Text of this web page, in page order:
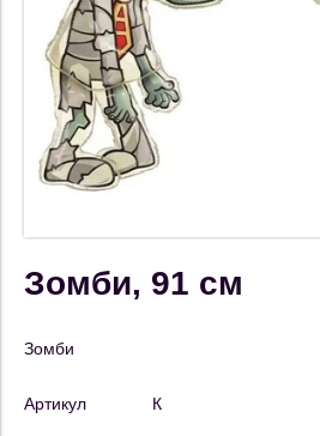
Зомби, 91 см
Зомби
Артикул К